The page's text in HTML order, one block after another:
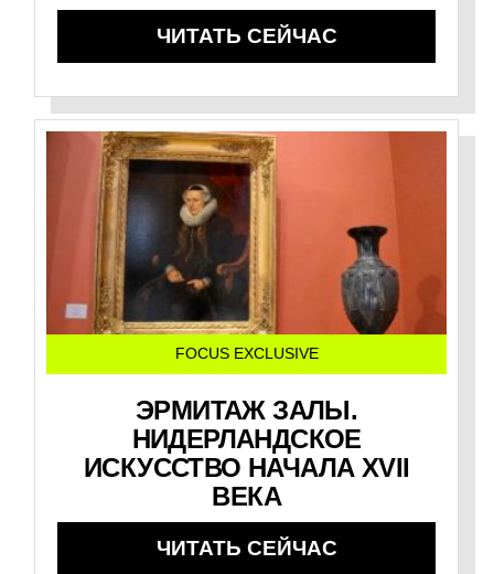
ЧИТАТЬ СЕЙЧАС
FOCUS EXCLUSIVE
ЭРМИТАЖ ЗАЛЫ.
НИДЕРЛАНДСКОЕ
ИСКУССТВО НАЧАЛА XVII
ВЕКА
ЧИТАТЬ СЕЙЧАС